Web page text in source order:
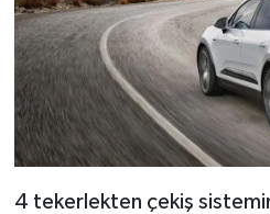
4 tekerlekten çekiş